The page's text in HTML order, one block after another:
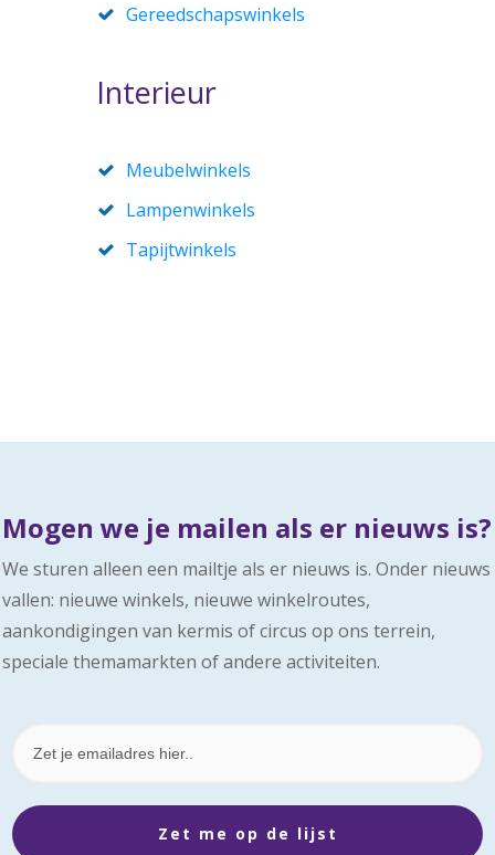
Gereedschapswinkels
Interieur
Meubelwinkels
Lampenwinkels
Tapijtwinkels
Mogen we je mailen als er nieuws is?
We sturen alleen een mailtje als er nieuws is. Onder nieuws
vallen: nieuwe winkels, nieuwe winkelroutes,
aankondigingen van kermis of circus op ons terrein,
speciale themamarkten of andere activiteiten.
Zet me op de lijst